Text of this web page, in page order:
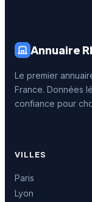
Annuaire
Le premier
France. Données
confiance pour
VILLES
Paris
Lyon